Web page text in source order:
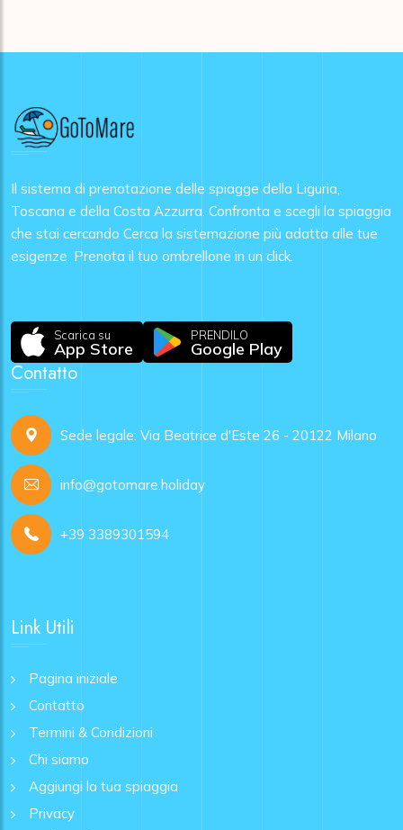
Il sistema di prenotazione delle spiagge della Liguria,
Toscana e della Costa Azzurra. Confronta e scegli la spiaggia
che stai cercando Cerca la sistemazione più adatta alle tue
esigenze. Prenota il tuo ombrellone in un click.
Scarica su
App Store
PRENDILO
Google Play
Contatto
Sede legale: Via Beatrice d'Este 26 - 20122 Milano
info@gotomare.holiday
+39 3389301594
Link Utili
Pagina iniziale
Contatto
Termini & Condizioni
Chi siamo
Aggiungi la tua spiaggia
Privacy